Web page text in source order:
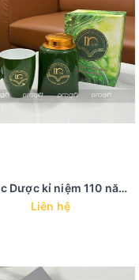
Đại học Dược kỉ niệm 110 năm - Set quà cốc sứ bình trà sứ
Liên hệ